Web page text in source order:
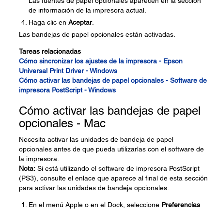
de información de la impresora actual.
Haga clic en Aceptar.
Las bandejas de papel opcionales están activadas.
Tareas relacionadas
Cómo sincronizar los ajustes de la impresora - Epson
Universal Print Driver - Windows
Cómo activar las bandejas de papel opcionales - Software de
impresora PostScript - Windows
Cómo activar las bandejas de papel
opcionales - Mac
Necesita activar las unidades de bandeja de papel
opcionales antes de que pueda utilizarlas con el software de
la impresora.
Nota: Si está utilizando el software de impresora PostScript
(PS3), consulte el enlace que aparece al final de esta sección
para activar las unidades de bandeja opcionales.
En el menú Apple o en el Dock, seleccione Preferencias